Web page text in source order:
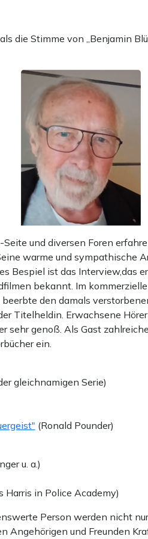
die Stimme von „Benjamin
und diversen Foren
warme und sympathische
Bespiel ist das Interview,das
bekannt. Im
den damals
Titelheldin. Erwachsene
sehr genoß. Als Gast
ein.
gleichnamigen Serie)
(Ronald Pounder)
u. a.)
Harris in Police Academy)
Person werden nicht
und Freunden